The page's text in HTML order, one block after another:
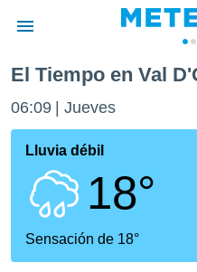
de
por
se
calidad.
a este
las
El Tiempo en Val
06:09 Jueves
Lluvia débil
18°
Sensación de 18°